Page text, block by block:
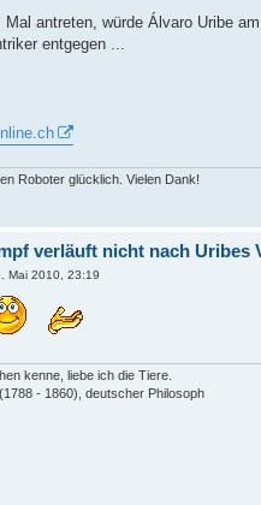
Mal antreten, würde Álvaro Uribe
entgegen ...
Roboter glücklich. Vielen Dank!
verläuft nicht nach Uribes
Mai 2010, 23:19
kenne, liebe ich die Tiere.
- 1860), deutscher Philosoph